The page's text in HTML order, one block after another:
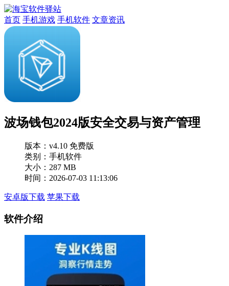
首页 手机游戏 手机软件 文章资讯
波场钱包2024版安全交易与资产管理
版本： v4.10 免费版
类别：手机软件
大小：287 MB
时间：2026-07-03 11:13:06
安卓版下载 苹果下载
软件介绍